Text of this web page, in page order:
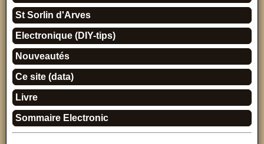
St Sorlin d'Arves
Electronique (DIY-tips)
Nouveautés
Ce site (data)
Livre
Sommaire Electronic